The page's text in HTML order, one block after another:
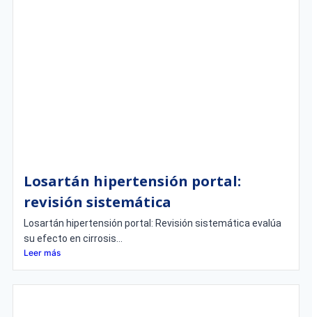
Losartán hipertensión portal:
revisión sistemática
Losartán hipertensión portal: Revisión sistemática evalúa
su efecto en cirrosis...
Leer más